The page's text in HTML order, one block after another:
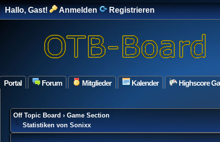
Hallo, Gast! Anmelden Registrieren
Portal Forum Mitglieder Kalender Highscore
Off Topic Board › Game Section
Statistiken von Sonixx